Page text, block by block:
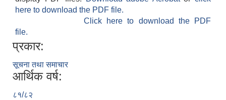
here to download the PDF file.
Click here to download the PDF
file.
प्रकार:
सूचना तथा समाचार
आर्थिक वर्ष:
८१/८२